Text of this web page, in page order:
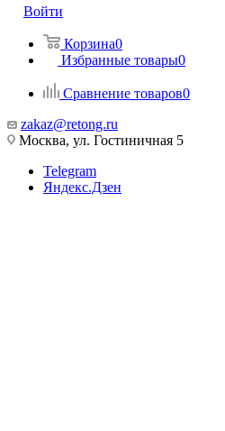
Войти
Корзина0
Избранные товары0
Сравнение товаров0
zakaz@retong.ru
Москва, ул. Гостиничная 5
Telegram
Яндекс.Дзен